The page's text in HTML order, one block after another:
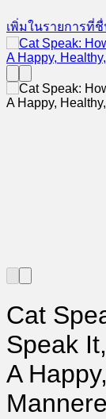
เพิ่มในรายการที่
Cat
Speak
A